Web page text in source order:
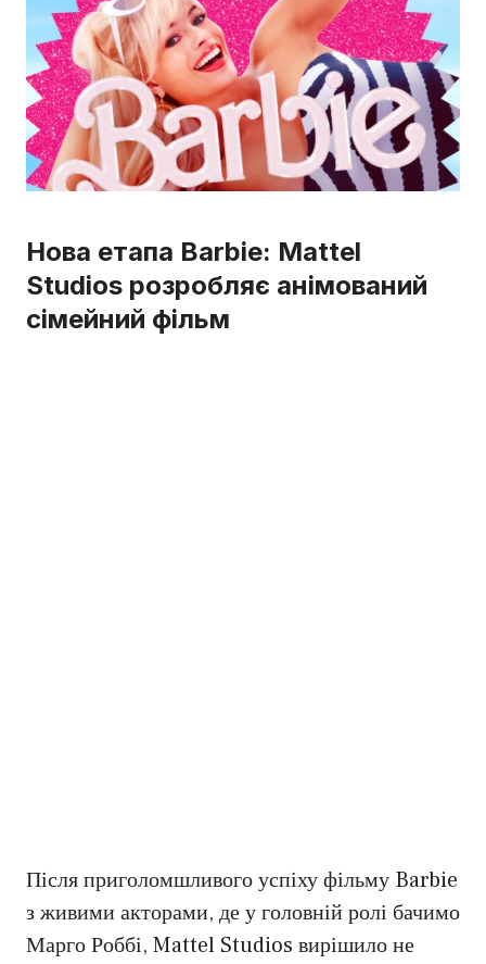
Нова етапа Barbie: Mattel
Studios розробляє анімований
сімейний фільм
Після приголомшливого успіху фільму Barbie
з живими акторами, де у головній ролі бачимо
Марго Роббі, Mattel Studios вирішило не